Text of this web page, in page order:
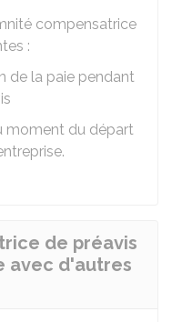
compensatrice
:
de la paie pendant
moment du départ
de préavis
avec d'autres